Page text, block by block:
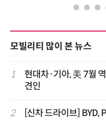
모빌리티 많이 본 뉴스
1
현대차·기아, 美 7월
견인
2 [신차 드라이브] BYD,